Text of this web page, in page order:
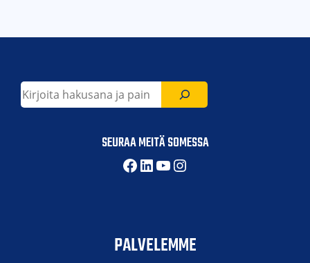
Etsi
SEURAA MEITÄ SOMESSA
Facebook
LinkedIn
YouTube
Instagram
PALVELEMME